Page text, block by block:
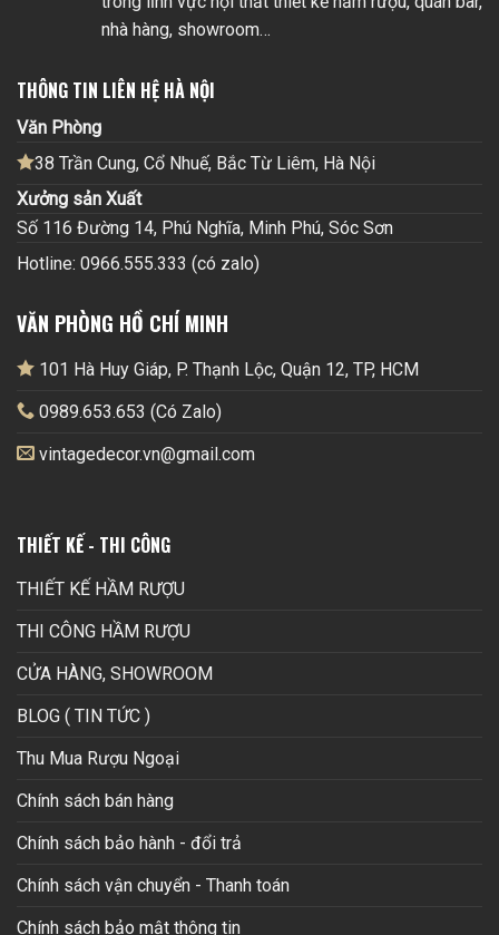
nhà hàng, showroom…
THÔNG TIN LIÊN HỆ HÀ NỘI
Văn Phòng
38 Trần Cung, Cổ Nhuế, Bắc Từ Liêm, Hà Nội
Xưởng sản Xuất
Số 116 Đường 14, Phú Nghĩa, Minh Phú, Sóc Sơn
Hotline: 0966.555.333 (có zalo)
VĂN PHÒNG HỒ CHÍ MINH
101 Hà Huy Giáp, P. Thạnh Lộc, Quận 12, TP, HCM
0989.653.653 (Có Zalo)
vintagedecor.vn@gmail.com
THIẾT KẾ - THI CÔNG
THIẾT KẾ HẦM RƯỢU
THI CÔNG HẦM RƯỢU
CỬA HÀNG, SHOWROOM
BLOG ( TIN TỨC )
Thu Mua Rượu Ngoại
Chính sách bán hàng
Chính sách bảo hành - đổi trả
Chính sách vận chuyển - Thanh toán
Chính sách bảo mật thông tin